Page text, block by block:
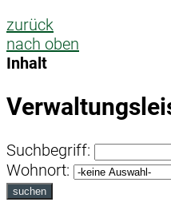
zurück
nach oben
Inhalt
Suchbegriff:
Wohnort:
suchen